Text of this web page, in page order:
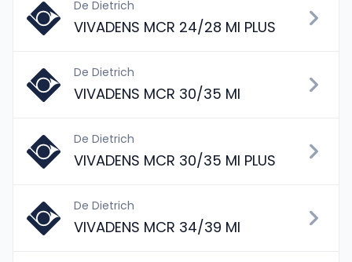
De Dietrich
VIVADENS MCR 24/28 MI PLUS
De Dietrich
VIVADENS MCR 30/35 MI
De Dietrich
VIVADENS MCR 30/35 MI PLUS
De Dietrich
VIVADENS MCR 34/39 MI